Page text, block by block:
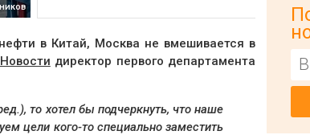
в Китай, Москва не вмешивается в
директор первого департамента
то хотел бы подчеркнуть, что наше
цели кого-то специально заместить